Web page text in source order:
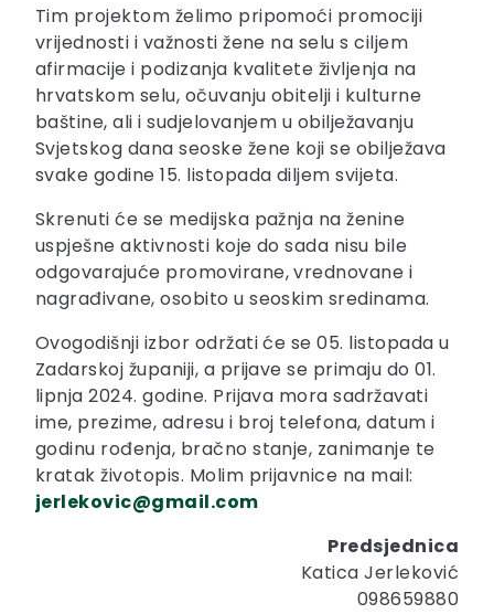
Tim projektom želimo pripomoći promociji
vrijednosti i važnosti žene na selu s ciljem
afirmacije i podizanja kvalitete življenja na
hrvatskom selu, očuvanju obitelji i kulturne
baštine, ali i sudjelovanjem u obilježavanju
Svjetskog dana seoske žene koji se obilježava
svake godine 15. listopada diljem svijeta.
Skrenuti će se medijska pažnja na ženine
uspješne aktivnosti koje do sada nisu bile
odgovarajuće promovirane, vrednovane i
nagrađivane, osobito u seoskim sredinama.
Ovogodišnji izbor održati će se 05. listopada u
Zadarskoj županiji, a prijave se primaju do 01.
lipnja 2024. godine. Prijava mora sadržavati
ime, prezime, adresu i broj telefona, datum i
godinu rođenja, bračno stanje, zanimanje te
kratak životopis. Molim prijavnice na mail:
jerlekovic@gmail.com
Predsjednica
Katica Jerleković
098659880